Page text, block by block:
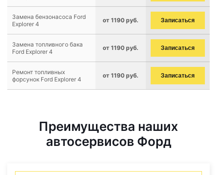
Замена бензонасоса Ford
Explorer 4
от 1190 руб. Записаться
Замена топливного бака
Ford Explorer 4
от 1190 руб. Записаться
Ремонт топливных
форсунок Ford Explorer 4
от 1190 руб. Записаться
Преимущества наших
автосервисов Форд